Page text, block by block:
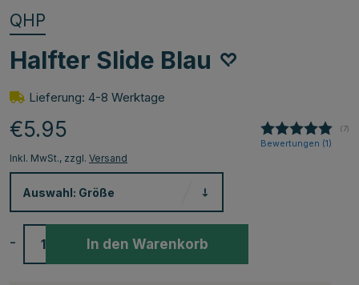
QHP
Halfter Slide Blau
Lieferung: 4-8 Werktage
€5.95 (7)
Bewertungen (1)
Inkl. MwSt., zzgl. Versand
Auswahl: Größe
- In den Warenkorb